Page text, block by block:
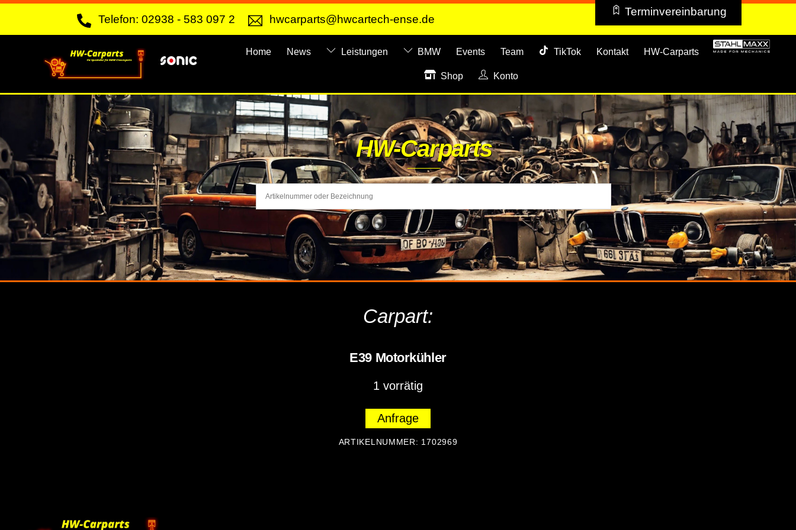
Skip
content
Telefon: 02938 - 583 097 2 hwcarparts@hwcartech-ense.de
Terminvereinbarung
Home News Leistungen BMW Events Team TikTok Kontakt HW-Carparts
Shop Konto
HW-Carparts
Carpart:
E39 Motorkühler
1 vorrätig
Anfrage
ARTIKELNUMMER: 1702969